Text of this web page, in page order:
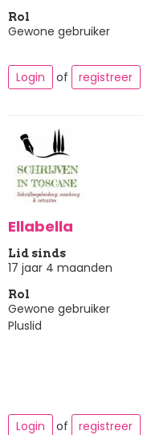
Rol
Gewone gebruiker
Login of registreer
Ellabella
Lid sinds
17 jaar 4 maanden
Rol
Gewone gebruiker
Pluslid
Login
of registreer